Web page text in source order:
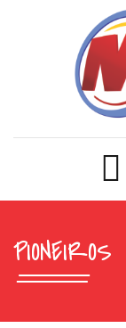
PIONEIROS